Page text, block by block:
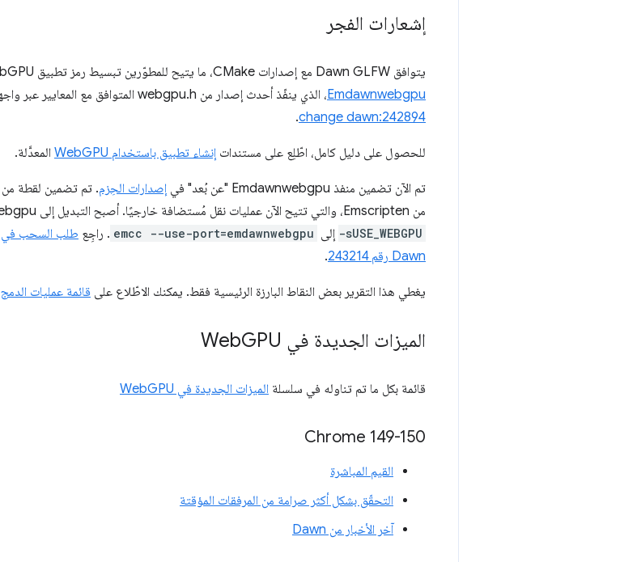
إشعارات الفجر
يتوافق Dawn GLFW مع إصدارات CMake، ما يتيح للمطوّرين تبسيط رمز تطبيق WebGPU المتوافق مع عدّة منصات عند استخدام
Emdawnwebgpu، الذي ينفّذ أحدث إصدار من webgpu.h المتوافق مع المعايير عبر واجهة برمجة التطبيقات للمتصفّح. يمكنك الاطّلاع على
change dawn:242894
.
للحصول على دليل كامل، اطّلِع على مستندات إنشاء تطبيق باستخدام WebGPU المعدَّلة.
تم الآن تضمين منفذ Emdawnwebgpu "عن بُعد" في إصدارات الحِزم
من Emscripten، والتي تتيح الآن عمليات نقل مُستضافة خارجيًا. أصبح التبديل إلى Emdawnwebgpu يتطلّب تغيير علامة واحدة فقط من
-sUSE_WEBGPU إلى emcc --use-port=emdawnwebgpu . راجِع طلب السحب في Emscripten رقم ‎24303
Dawn رقم ‎243214
.
يغطي هذا التقرير بعض النقاط البارزة الرئيسية فقط. يمكنك الاطّلاع على قائمة عمليات الدمج
الميزات الجديدة في Web GPU
قائمة بكل ما تم تناوله في سلسلة الميزات الجديدة في WebGPU
‫Chrome 149-150
القيم المباشرة
التحقّق بشكل أكثر صرامة من المرفقات المؤقتة
آخر الأخبار من Dawn